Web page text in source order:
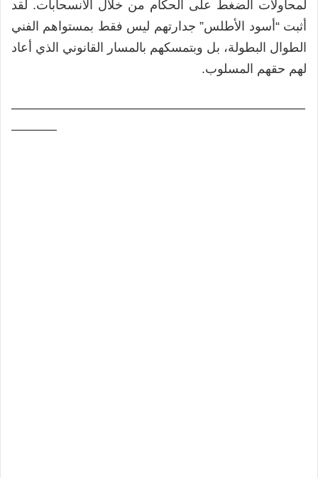
لمحاولات الضغط على الحكام من خلال الانسحابات. لقد
أثبت “أسود الأطلس” جدارتهم ليس فقط بمستواهم الفني
الطوال البطولة، بل وبتمسكهم بالمسار القانوني الذي أعاد
لهم حقهم المسلوب.
———————————————————————
———–